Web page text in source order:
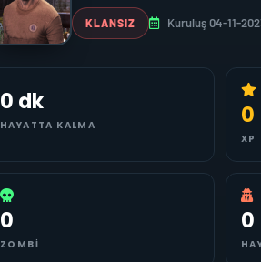
KLANSIZ Kuruluş 04-11-
0 dk
HAYATTA KALMA 0
XP
0
ZOMBI
0